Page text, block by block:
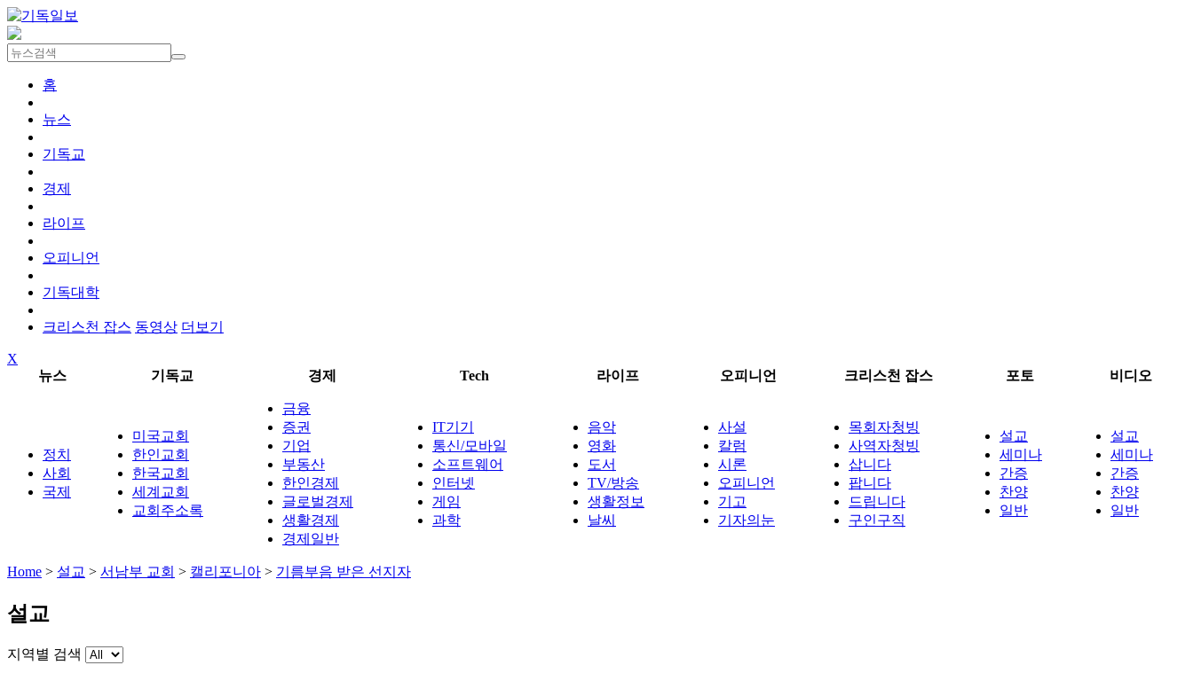
홈
뉴스
기독교
경제
라이프
오피니언
기독대학
크리스천 잡스 동영상 더보기
X
뉴스
기독교 경제 Tech 라이프 오피니언 크리스천 잡스 포토 비디오
정치
사회
국제
미국교회
한인교회
한국교회
세계교회
교회주소록
금융
증권
기업
부동산
한인경제
글로벌경제
생활경제
경제일반
IT기기
통신/모바일
소프트웨어
인터넷
게임
과학
음악
영화
도서
TV/방송
생활정보
날씨
사설
칼럼
시론
오피니언
기고
기자의눈
목회자청빙
사역자청빙
삽니다
팝니다
드립니다
구인구직
설교
세미나
간증
찬양
일반
설교
세미나
간증
찬양
일반
Home > 설교 > 서남부 교회 > 캘리포니아 > 기름부음 받은 선지자
설교
지역별 검색